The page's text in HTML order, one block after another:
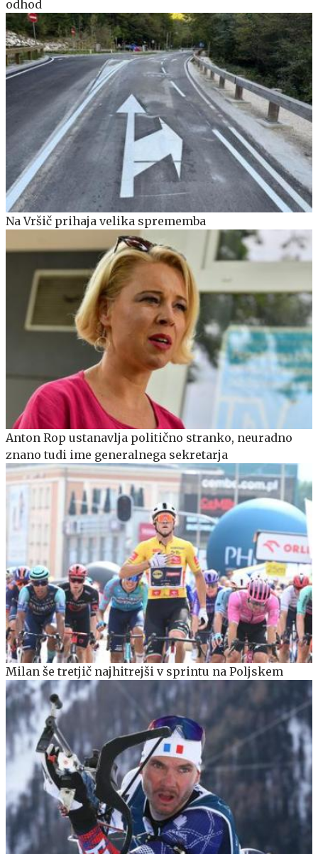
odhod
Na Vršič prihaja velika sprememba
Anton Rop ustanavlja politično stranko, neuradno
znano tudi ime generalnega sekretarja
Milan še tretjič najhitrejši v sprintu na Poljskem